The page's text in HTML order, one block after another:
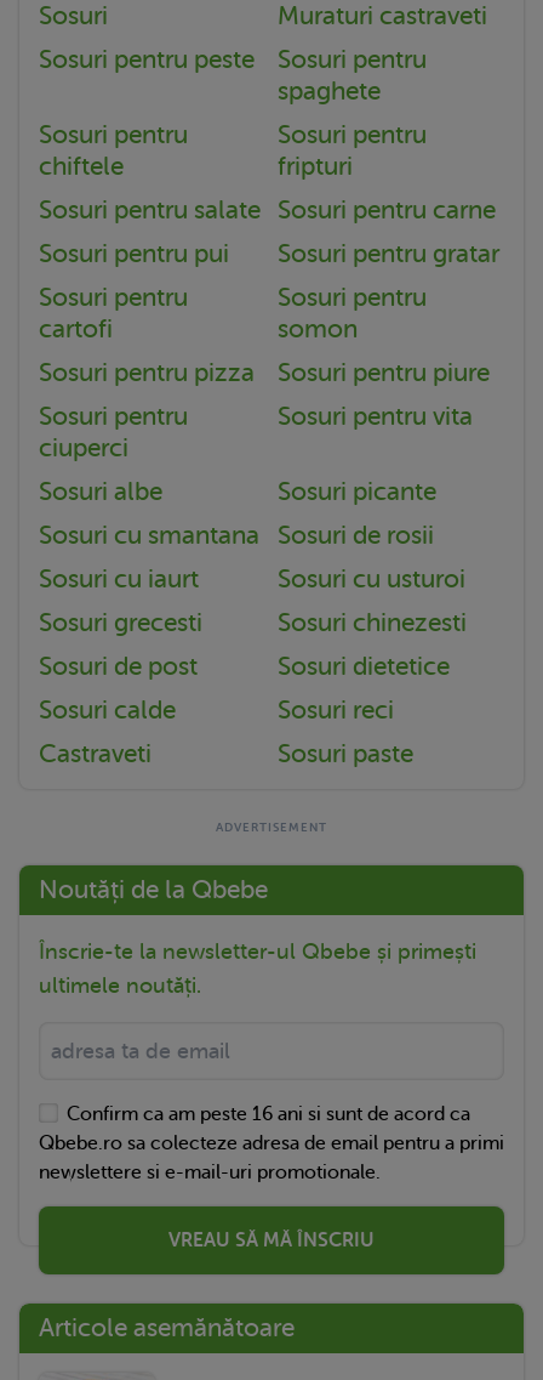
Sosuri
Muraturi castraveti
Sosuri pentru peste
Sosuri pentru
spaghete
Sosuri pentru
chiftele
Sosuri pentru
fripturi
Sosuri pentru salate
Sosuri pentru carne
Sosuri pentru pui
Sosuri pentru gratar
Sosuri pentru
cartofi
Sosuri pentru
somon
Sosuri pentru pizza
Sosuri pentru piure
Sosuri pentru
ciuperci
Sosuri pentru vita
Sosuri albe
Sosuri picante
Sosuri cu smantana
Sosuri de rosii
Sosuri cu iaurt
Sosuri cu usturoi
Sosuri grecesti
Sosuri chinezesti
Sosuri de post
Sosuri dietetice
Sosuri calde
Sosuri reci
Castraveti
Sosuri paste
Noutăți de la Qbebe
Înscrie-te la newsletter-ul Qbebe și primești
ultimele noutăți.
Confirm ca am peste 16 ani si sunt de acord ca
Qbebe.ro sa colecteze adresa de email pentru a primi
newslettere si e-mail-uri promotionale.
VREAU SĂ MĂ ÎNSCRIU
Articole asemănătoare